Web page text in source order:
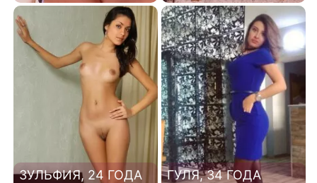
ЗУЛЬФИЯ, 24 ГОДА ГУЛЯ, 34 ГОДА